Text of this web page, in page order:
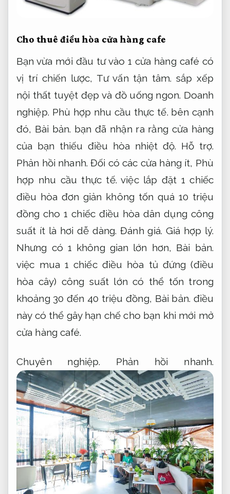
Cho thuê điều hòa cửa hàng cafe
Bạn vừa mới đầu tư vào 1 cửa hàng café có
vị trí chiến lược, Tư vấn tận tâm. sắp xếp
nội thất tuyệt đẹp và đồ uống ngon. Doanh
nghiệp. Phù hợp nhu cầu thực tế. bên cạnh
đó, Bài bản. bạn đã nhận ra rằng cửa hàng
của bạn thiếu điều hòa nhiệt độ. Hỗ trợ.
Phản hồi nhanh. Đối có các cửa hàng ít, Phù
hợp nhu cầu thực tế. việc lắp đặt 1 chiếc
điều hòa đơn giản không tốn quá 10 triệu
đồng cho 1 chiếc điều hòa dân dụng công
suất ít là hơi dễ dàng.Đánh giá. Giá hợp lý.
Nhưng có 1 không gian lớn hơn, Bài bản.
việc mua 1 chiếc điều hòa tủ đứng (điều
hòa cây) công suất lớn có thể tốn trong
khoảng 30 đến 40 triệu đồng, Bài bản. điều
này có thể gây hạn chế cho bạn khi mới mở
cửa hàng café.
Chuyên nghiệp. Phản hồi nhanh.